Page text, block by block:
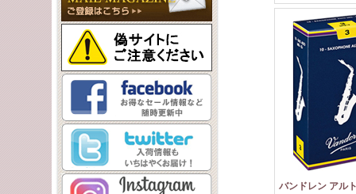
バンドレン アル